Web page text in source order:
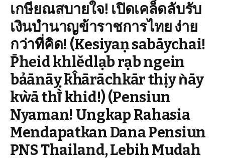
เกษียณสบายใจ! เปิดเคล็ดลับรับ
เงินบำนาญข้าราชการไทย ง่าย
กว่าที่คิด! (Kesiyaṇ sabāychai!
P̄heid khlĕdlạb rạb ngein
bảānāỵ k̄ĥārāchkār thịy ǹāy
kẁā thī̀ khid!) (Pensiun
Nyaman! Ungkap Rahasia
Mendapatkan Dana Pensiun
PNS Thailand, Lebih Mudah